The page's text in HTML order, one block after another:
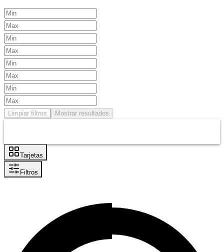
Limpiar filtros Mostrar resultados
Tarjetas
Filtros